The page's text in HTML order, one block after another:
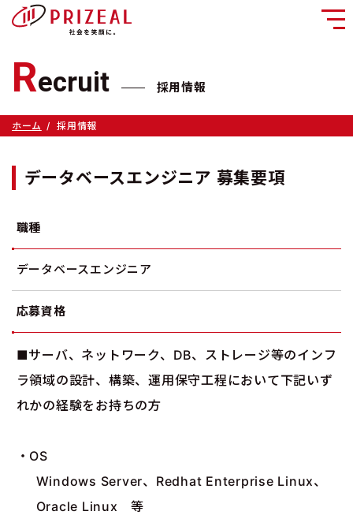
Recruit 採用情報
ホーム 採用情報
データベースエンジニア 募集要項
職種
データベースエンジニア
応募資格
■サーバ、ネットワーク、DB、ストレージ等のインフ
ラ領域の設計、構築、運用保守工程において下記いず
れかの経験をお持ちの方
・OS
Windows Server、Redhat Enterprise Linux、
Oracle Linux 等
メ